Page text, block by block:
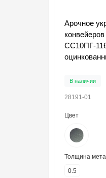
Арочное
СС10ПГ-
В наличии
28191-01
Цвет
Толщина
0.5